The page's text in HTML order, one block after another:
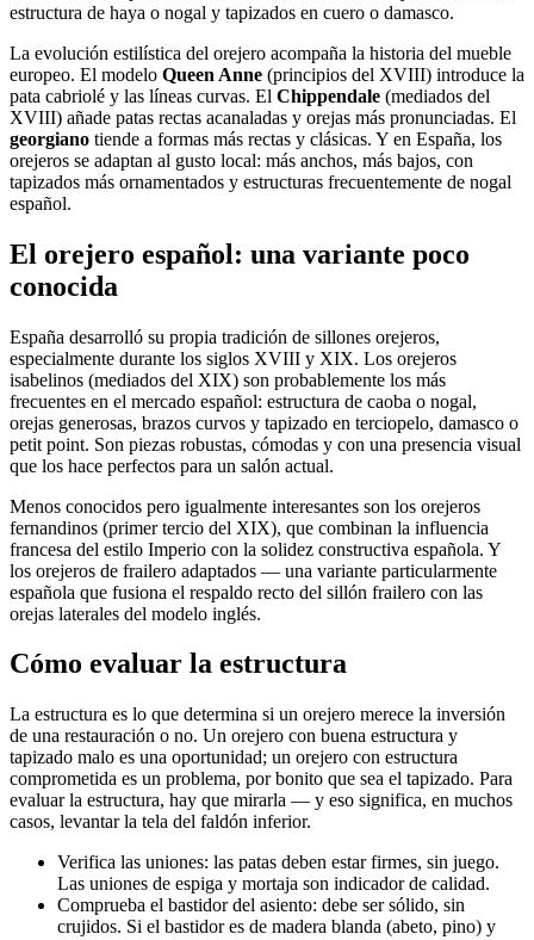
estructura de haya o nogal y tapizados en cuero o damasco.
La evolución estilística del orejero acompaña la historia del mueble
europeo. El modelo Queen Anne (principios del XVIII) introduce la
pata cabriolé y las líneas curvas. El Chippendale (mediados del
XVIII) añade patas rectas acanaladas y orejas más pronunciadas. El
georgiano tiende a formas más rectas y clásicas. Y en España, los
orejeros se adaptan al gusto local: más anchos, más bajos, con
tapizados más ornamentados y estructuras frecuentemente de nogal
español.
El orejero español: una variante poco
conocida
España desarrolló su propia tradición de sillones orejeros,
especialmente durante los siglos XVIII y XIX. Los orejeros
isabelinos (mediados del XIX) son probablemente los más
frecuentes en el mercado español: estructura de caoba o nogal,
orejas generosas, brazos curvos y tapizado en terciopelo, damasco o
petit point. Son piezas robustas, cómodas y con una presencia visual
que los hace perfectos para un salón actual.
Menos conocidos pero igualmente interesantes son los orejeros
fernandinos (primer tercio del XIX), que combinan la influencia
francesa del estilo Imperio con la solidez constructiva española. Y
los orejeros de frailero adaptados — una variante particularmente
española que fusiona el respaldo recto del sillón frailero con las
orejas laterales del modelo inglés.
Cómo evaluar la estructura
La estructura es lo que determina si un orejero merece la inversión
de una restauración o no. Un orejero con buena estructura y
tapizado malo es una oportunidad; un orejero con estructura
comprometida es un problema, por bonito que sea el tapizado. Para
evaluar la estructura, hay que mirarla — y eso significa, en muchos
casos, levantar la tela del faldón inferior.
Verifica las uniones: las patas deben estar firmes, sin juego.
Las uniones de espiga y mortaja son indicador de calidad.
Comprueba el bastidor del asiento: debe ser sólido, sin
crujidos. Si el bastidor es de madera blanda (abeto, pino) y